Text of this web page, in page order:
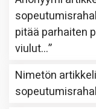
pitää parhaiten
viulut…”
Nimetön